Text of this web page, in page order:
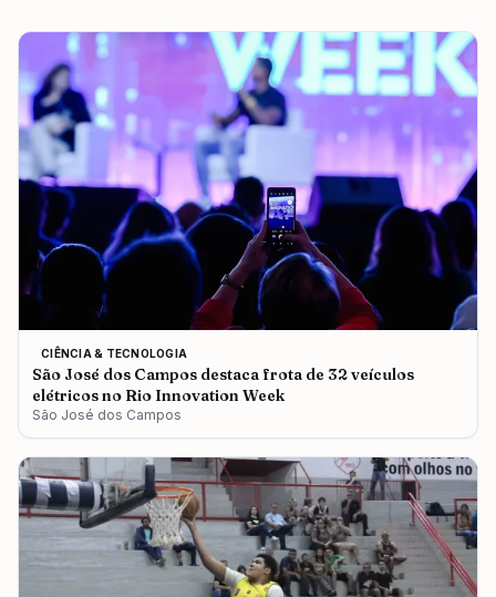
CIÊNCIA & TECNOLOGIA
São José dos Campos destaca frota de 32 veículos
elétricos no Rio Innovation Week
São José dos Campos